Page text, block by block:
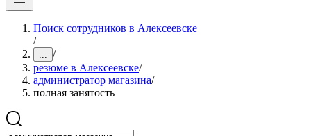
Поиск сотрудников в Алексеевске
/
... /
резюме в Алексеевске/
администратор магазина/
полная занятость